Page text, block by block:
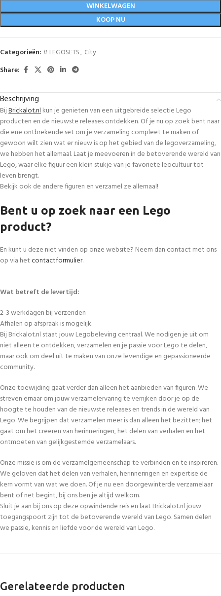
WINKELWAGEN
KOOP NU
Categorieën:# LEGOSETS, City
Share:
Beschrijving
BijBrickalot.nlkun je genieten van een uitgebreide selectie Lego
producten en de nieuwste releases ontdekken. Of je nu op zoek bent naar
die ene ontbrekende set om je verzameling compleet te maken of
gewoon wilt zien wat er nieuw is op het gebied van de legoverzameling,
we hebben het allemaal. Laat je meevoeren in de betoverende wereld van
Lego, waar elke figuur een klein stukje van je favoriete leocultuur tot
leven brengt.
Bekijk ook de andere figuren en verzamel ze allemaal!
Bent u op zoek naar een Lego
product?
En kunt u deze niet vinden op onze website? Neem dan contact met ons
op via hetcontactformulier.
Wat betreft de levertijd:
2-3 werkdagen bij verzenden
Afhalen op afspraak is mogelijk.
Bij Brickalot.nl staat jouw Legobeleving centraal. We nodigen je uit om
niet alleen te ontdekken, verzamelen en je passie voor Lego te delen,
maar ook om deel uit te maken van onze levendige en gepassioneerde
community.
Onze toewijding gaat verder dan alleen het aanbieden van figuren. We
streven ernaar om jouw verzamelervaring te verrijken door je op de
hoogte te houden van de nieuwste releases en trends in de wereld van
Lego. We begrijpen dat verzamelen meer is dan alleen het bezitten; het
gaat om het creëren van herinneringen, het delen van verhalen en het
ontmoeten van gelijkgestemde verzamelaars.
Onze missie is om de verzamelgemeenschap te verbinden en te inspireren.
We geloven dat het delen van verhalen, herinneringen en expertise de
kern vormt van wat we doen. Of je nu een doorgewinterde verzamelaar
bent of net begint, bij ons ben je altijd welkom.
Sluit je aan bij ons op deze opwindende reis en laat Brickalot.nl jouw
toegangspoort zijn tot de betoverende wereld van Lego. Samen delen
we passie, kennis en liefde voor de wereld van Lego.
Gerelateerde producten